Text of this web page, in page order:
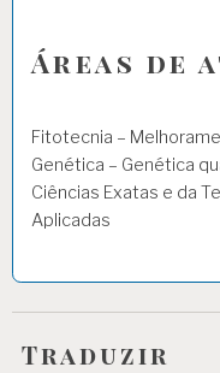
Áreas de
Fitotecnia –
Genética – Genética
Ciências Exatas e da
Aplicadas
Traduzir